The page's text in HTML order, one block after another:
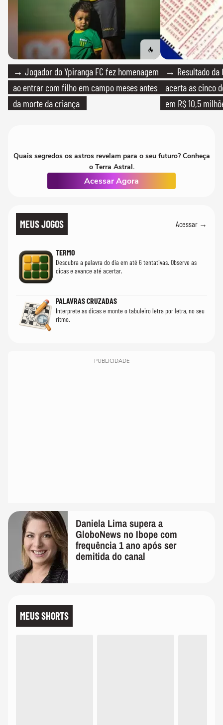
→ Jogador do Ypiranga FC fez homenagem
ao entrar com filho em campo meses antes
da morte da criança
→ Resultado da
acerta as cinco
em R$ 10,5
Quais segredos os astros revelam para o seu futuro? Conheça
o Terra Astral.
Acessar Agora
MEUS JOGOS Acessar →
TERMO
Descubra a palavra do dia em até 6 tentativas. Observe as
dicas e avance até acertar.
PALAVRAS CRUZADAS
Interprete as dicas e monte o tabuleiro letra por letra, no seu
ritmo.
PUBLICIDADE
Daniela Lima supera a
GloboNews no Ibope com
frequência 1 ano após ser
demitida do canal
MEUS SHORTS